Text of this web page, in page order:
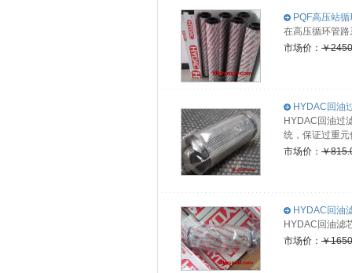
PQF高压站
在高压循环管
市场价： ￥
HYDAC回油
HYDAC回油过
统，保证过重
市场价： ￥
HYDAC回油
HYDAC回油滤
市场价： ￥